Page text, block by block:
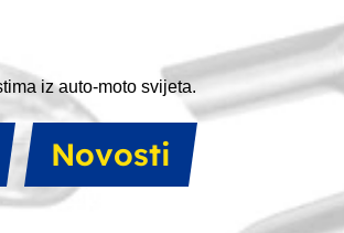
iz auto-moto svijeta.
novosti